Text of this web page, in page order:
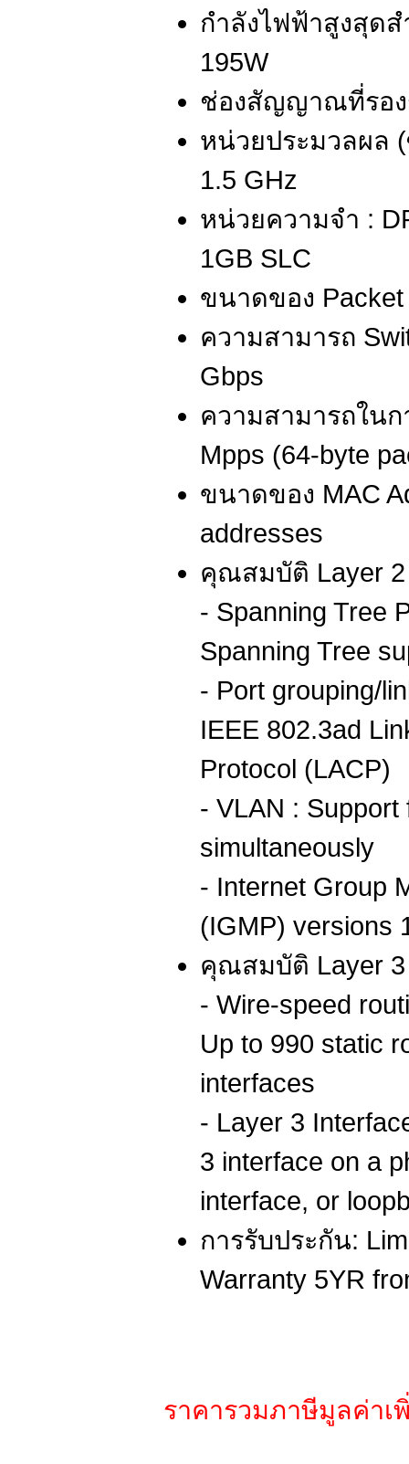
กำลังไฟฟ้าสูงสุด
195W
ช่องสัญญาณที่รอง
หน่วยประมวลผล
1.5 GHz
หน่วยความจำ :
1GB SLC
ขนาดของ Packet
ความสามารถ
Gbps
ความสามารถใน
Mpps (64-byte
ขนาดของ MAC
addresses
คุณสมบัติ Layer
- Spanning Tree
Spanning Tree
- Port grouping/
IEEE 802.3ad
Protocol (LACP)
- VLAN :
simultaneously
- Internet Group
(IGMP) versions
คุณสมบัติ Layer
- Wire-speed
Up to 990 static
interfaces
- Layer 3
3 interface on a
interface, or
การรับประกัน:
Warranty 5YR
ราคารวมภาษีมูลค่าเ